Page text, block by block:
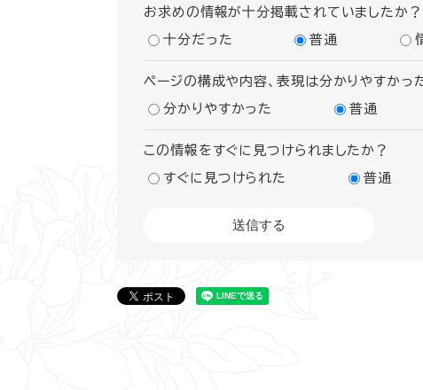
お求めの情報が十分掲載されていましたか？
十分だった
普通
ページの構成や内容、表現は分かりやすかっ
分かりやすかった
普通
この情報をすぐに見つけられましたか？
すぐに見つけられた
普通